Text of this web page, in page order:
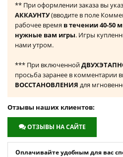
** При оформлении заказа вы
АККАУНТУ(вводите в поле
рабочее время в течении 40-50
нужные вам игры. Игры
нами утром.
*** При включенной
просьба заранее в комментарии
ВОССТАНОВЛЕНИЯ для
Отзывы наших клиентов:
ОТЗЫВЫ НА САЙТЕ
Оплачивайте удобным для вас